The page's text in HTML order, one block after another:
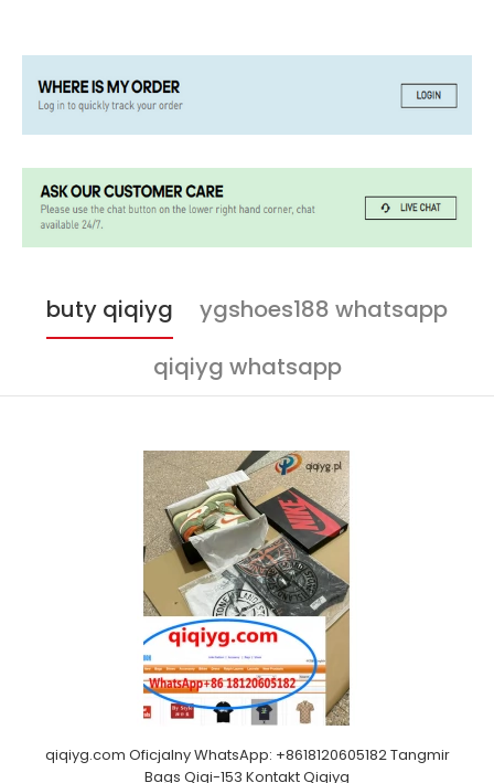
buty qiqiyg
ygshoes188 whatsapp
qiqiyg whatsapp
qiqiyg.com Oficjalny WhatsApp: +8618120605182 Tangmir
Bags Qiqi-153 Kontakt Qiqiyg